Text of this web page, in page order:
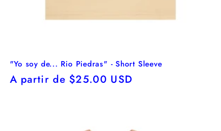
"Yo soy de... Rio Piedras" - Short Sleeve
Precio
A partir de $25.00 USD